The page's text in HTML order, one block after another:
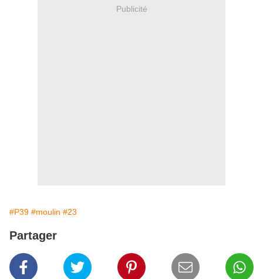
Publicité
#P39 #moulin #23
Partager